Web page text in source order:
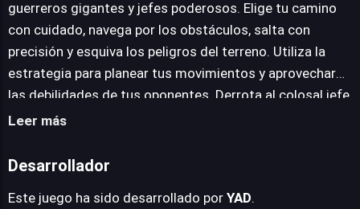
superar los obstáculos y asegurar la victoria en cada
enfrentamiento épico contra el jefe final de cada nivel.
Crowd Clash Rush fusiona la adrenalina del combate con
la profundidad de la gestión de una fuerza en constante
guerreros gigantes y jefes poderosos. Elige tu camino
con cuidado, navega por los obstáculos, salta con
precisión y esquiva los peligros del terreno. Utiliza la
estrategia para planear tus movimientos y aprovechar
las debilidades de tus oponentes. Derrota al colosal jefe
final de cada nivel para reclamar la victoria.
Leer más
Desarrollador
Este juego ha sido desarrollado por YAD.